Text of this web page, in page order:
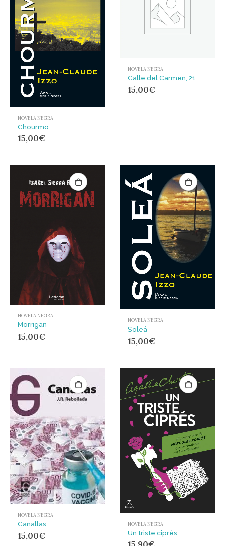
NOVELA NEGRA
Chourmo
15,00€
NOVELA NEGRA
Calle del Carmen, 21
15,00€
NOVELA NEGRA
Morrigan
15,00€
NOVELA NEGRA
Soleá
15,00€
NOVELA NEGRA
Canallas
15,00€
NOVELA NEGRA
Un triste ciprés